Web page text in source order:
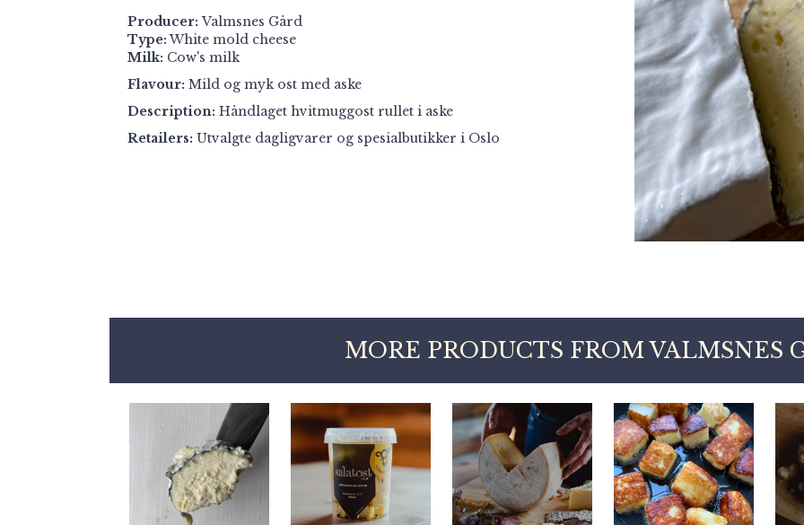
Producer:Valmsnes Gård
Type:White mold cheese
Milk: Cow's milk
Flavour: Mild og myk ost med aske
Description: Håndlaget hvitmuggost rullet i aske
Retailers: Utvalgte dagligvarer og spesialbutikker i Oslo
MORE PRODUCTS FROM VALMSNES